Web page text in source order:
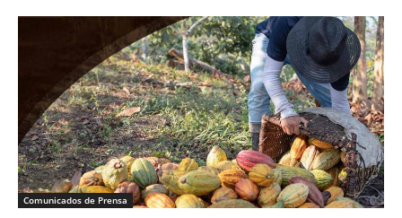
Comunicados de Prensa